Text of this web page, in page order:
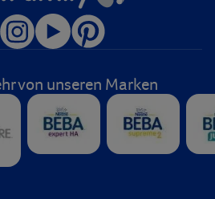
von unseren Marken